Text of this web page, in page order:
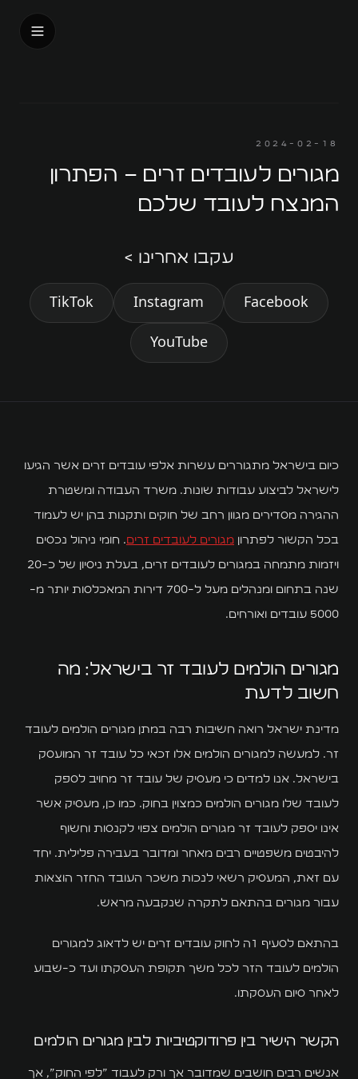
המורשת
WL Hostels
WL Properties
הדירות שלנו
בלוג
שאלות ותשובות
סרטונים
2024-02-18
מגורים לעובדים זרים – הפתרון
המנצח לעובד שלכם
עקבו אחרינו >
Facebook
Instagram
TikTok
YouTube
כיום בישראל מתגוררים עשרות אלפי עובדים זרים אשר הגיעו
לישראל לביצוע עבודות שונות. משרד העבודה ומשטרת
ההגירה מסדירים מגוון רחב של חוקים ותקנות בהן יש לעמוד
בכל הקשור לפתרון מגורים לעובדים זרים. חומי ניהול נכסים
ויזמות מתמחה במגורים לעובדים זרים, בעלת ניסיון של כ-20
שנה בתחום ומנהלים מעל ל-700 דירות המאכלסות יותר מ-
5000 עובדים ואורחים.
מגורים הולמים לעובד זר בישראל: מה
חשוב לדעת
מדינת ישראל רואה חשיבות רבה במתן מגורים הולמים לעובד
זר. למעשה למגורים הולמים אלו זכאי כל עובד זר המועסק
בישראל. אנו למדים כי מעסיק של עובד זר מחויב לספק
לעובד שלו מגורים הולמים כמצוין בחוק. כמו כן, מעסיק אשר
אינו יספק לעובד זר מגורים הולמים צפוי לקנסות וחשוף
להיבטים משפטיים רבים מאחר ומדובר בעבירה פלילית. יחד
עם זאת, המעסיק רשאי לנכות משכר העובד החזר הוצאות
עבור מגורים בהתאם לתקרה שנקבעה מראש.
בהתאם לסעיף 1ה לחוק עובדים זרים יש לדאוג למגורים
הולמים לעובד הזר לכל משך תקופת העסקתו ועד כ-שבוע
לאחר סיום העסקתו.
הקשר הישיר בין פרודוקטיביות לבין מגורים הולמים
אנשים רבים חושבים שמדובר אך ורק לעבוד ״לפי החוק״, אך